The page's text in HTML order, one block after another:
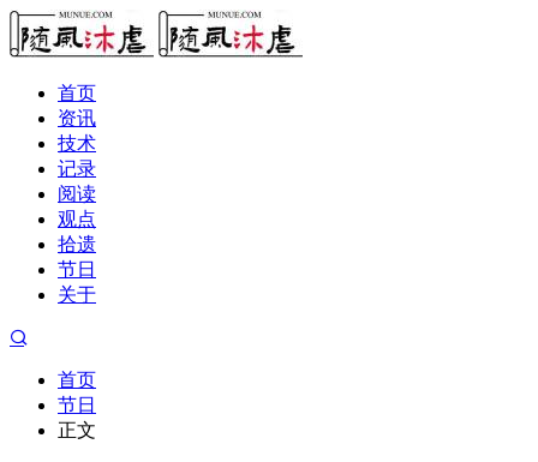
首页
资讯
技术
记录
阅读
观点
拾遗
节日
关于
首页
节日
正文